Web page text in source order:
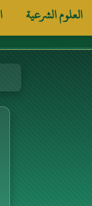
العلوم الشرعية